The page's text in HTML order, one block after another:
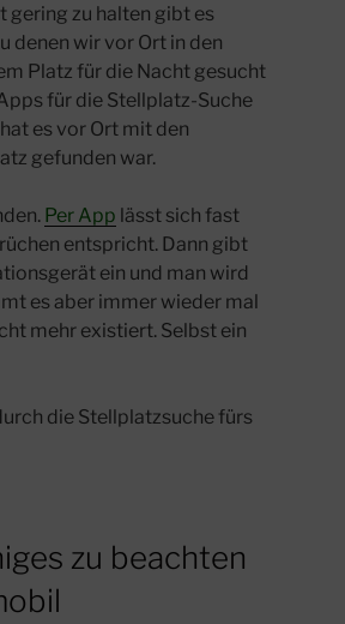
zu halten gibt es
denen wir vor Ort in den
Platz für die Nacht gesucht
für die Stellplatz-Suche
es vor Ort mit den
gefunden war.
Per App lässt sich fast
entspricht. Dann gibt
ein und man wird
es aber immer wieder mal
mehr existiert. Selbst ein
die Stellplatzsuche fürs
zu beachten